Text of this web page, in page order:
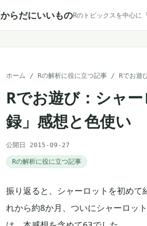
からだにいいものRのトピックスを中心に
ホーム / Rの解析に役に立つ記事 / Rでお遊
Rでお遊び：シャ
録」感想と色使い
公開日 2015-09-27
Rの解析に役に立つ記事
振り返ると、シャーロットを初め
れから約8か月、ついにシャーロッ